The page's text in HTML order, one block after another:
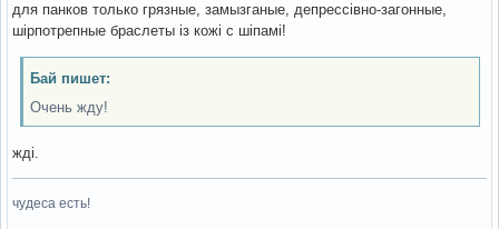
для панков только грязные, замызганые, депрессівно-загонные,
шірпотрепные браслеты із кожі с шіпамі!
Бай пишет:
Очень жду!
жді.
чудеса есть!